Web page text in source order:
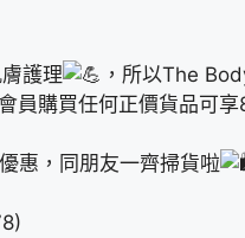
護理
，所以The
會員購買任何正價貨品可
惠，同朋友一齊掃貨啦